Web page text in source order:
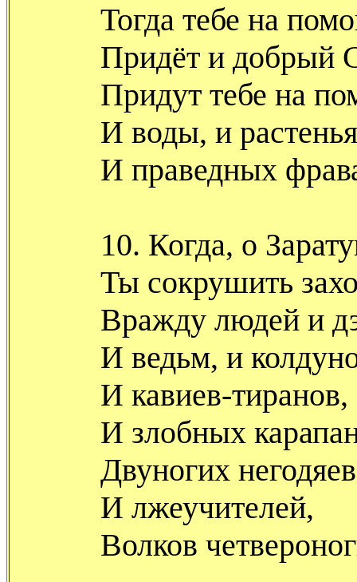
Тогда тебе на
Придёт и добрый
Придут тебе на
И воды, и
И праведных
10. Когда, о
Ты сокрушить
Вражду людей и
И ведьм, и
И кавиев-тиранов,
И злобных
Двуногих негодяев
И лжеучителей,
Волков